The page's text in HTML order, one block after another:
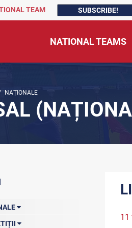
TEAM SUBSCRIBE!
NATIONAL TEAMS
NAȚIONALE
11